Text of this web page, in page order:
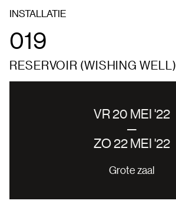
INSTALLATIE
019
RESERVOIR (WISHING WELL)
VR 20 MEI '22
—
ZO 22 MEI '22
Grote zaal